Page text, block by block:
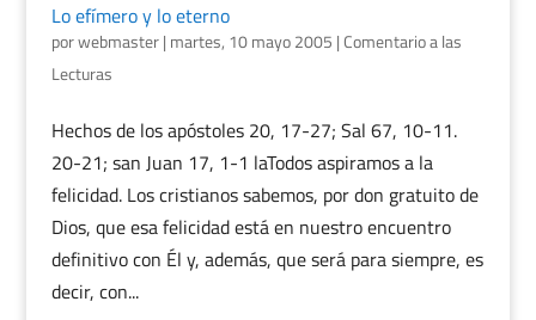
Lo efímero y lo eterno
porwebmaster| martes, 10 mayo 2005 |Comentario a las
Lecturas
Hechos de los apóstoles 20, 17-27; Sal 67, 10-11.
20-21; san Juan 17, 1-1 laTodos aspiramos a la
felicidad. Los cristianos sabemos, por don gratuito de
Dios, que esa felicidad está en nuestro encuentro
definitivo con Él y, además, que será para siempre, es
decir, con...